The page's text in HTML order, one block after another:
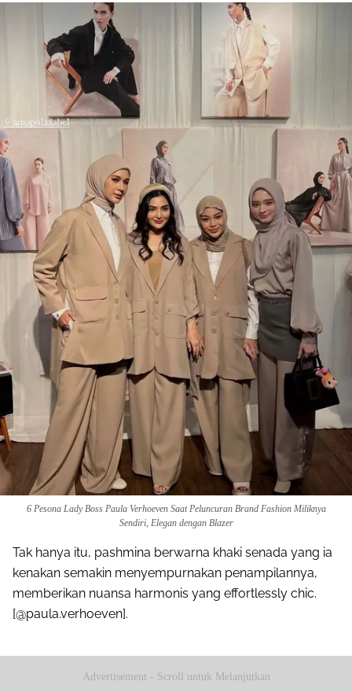
6 Pesona Lady Boss Paula Verhoeven Saat Peluncuran Brand Fashion Miliknya
Sendiri, Elegan dengan Blazer
Tak hanya itu, pashmina berwarna khaki senada yang ia
kenakan semakin menyempurnakan penampilannya,
memberikan nuansa harmonis yang effortlessly chic.
[@paula.verhoeven].
Advertisement - Scroll untuk Melanjutkan